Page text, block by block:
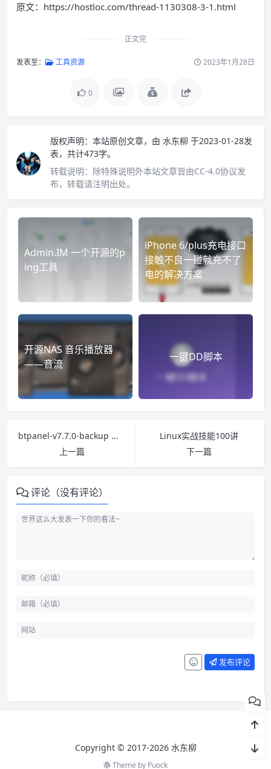
原文：https://hostloc.com/thread-1130308-3-1.html
正文完
发表至： 工具资源 2023年1月28日
0
版权声明： 本站原创文章，由 水东柳 于2023-01-28发
表，共计473字。
转载说明： 除特殊说明外本站文章皆由CC-4.0协议发
布，转载请注明出处。
Admin.IM 一个开源的p
ing工具
iPhone 6/plus充电接口
接触不良一碰就充不了
电的解决方案
开源NAS 音乐播放器
——音流
一键DD脚本
btpanel-v7.7.0-backup 官方原版v7.7.0版本面板备份
上一篇
Linux实战技能100讲
下一篇
评论（没有评论）
发布评论
Copyright © 2017-2026 水东柳
Theme by Puock